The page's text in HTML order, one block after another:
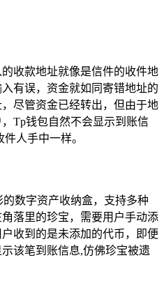
收款地址就像是信件的收件地
有误，资金就如同寄错地址的
尽管资金已经转出，但由于地
Tp钱包自然不会显示到账信
人手中一样。
数字资产收纳盒，支持多种
落里的珍宝，需要用户手动添
收到的是未添加的代币，即便
该笔到账信息,仿佛珍宝被遗